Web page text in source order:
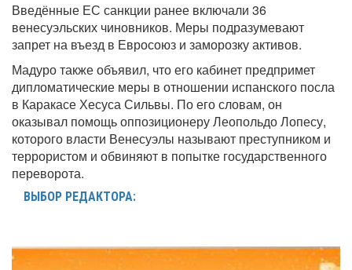
Введённые ЕС санкции ранее включали 36
венесуэльских чиновников. Меры подразумевают
запрет на въезд в Евросоюз и заморозку активов.
Мадуро также объявил, что его кабинет предпримет
дипломатические меры в отношении испанского посла
в Каракасе Хесуса Сильвы. По его словам, он
оказывал помощь оппозиционеру Леопольдо Лопесу,
которого власти Венесуэлы называют преступником и
террористом и обвиняют в попытке государственного
переворота.
ВЫБОР РЕДАКТОРА: